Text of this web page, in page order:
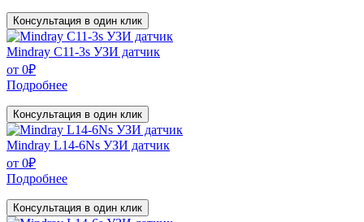
Консультация в один клик
Mindray C11-3s УЗИ датчик
от 0₽
Подробнее
Консультация в один клик
Mindray L14-6Ns УЗИ датчик
от 0₽
Подробнее
Консультация в один клик